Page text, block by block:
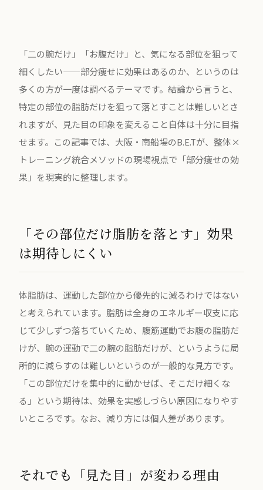
「二の腕だけ」「お腹だけ」と、気になる部位を狙って
細くしたい——部分痩せに効果はあるのか、というのは
多くの方が一度は調べるテーマです。結論から言うと、
特定の部位の脂肪だけを狙って落とすことは難しいとさ
れますが、見た目の印象を変えること自体は十分に目指
せます。この記事では、大阪・南船場のB.E.Tが、整体×
トレーニング統合メソッドの現場視点で「部分痩せの効
果」を現実的に整理します。
「その部位だけ脂肪を落とす」効果
は期待しにくい
体脂肪は、運動した部位から優先的に減るわけではない
と考えられています。脂肪は全身のエネルギー収支に応
じて少しずつ落ちていくため、腹筋運動でお腹の脂肪だ
けが、腕の運動で二の腕の脂肪だけが、というように局
所的に減らすのは難しいというのが一般的な見方です。
「この部位だけを集中的に動かせば、そこだけ細くな
る」という期待は、効果を実感しづらい原因になりやす
いところです。なお、減り方には個人差があります。
それでも「見た目」が変わる理由